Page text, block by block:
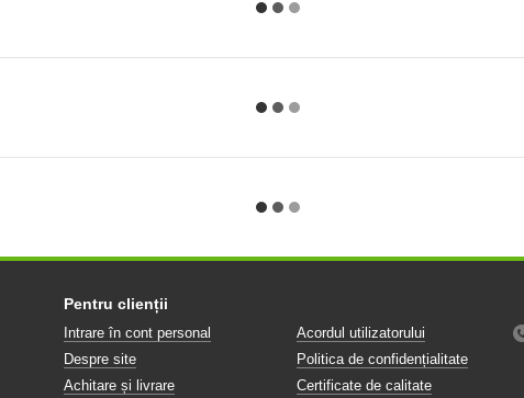
Pentru clienții
Intrare în cont personal
Despre site
Achitare și livrare
Acordul utilizatorului
Politica de confidențialitate
Certificate de calitate